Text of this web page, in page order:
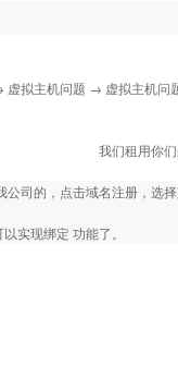
虚拟主机问题 → 虚拟主机问
我们租用你
司的，点击域名注册，选
实现绑定 功能了。